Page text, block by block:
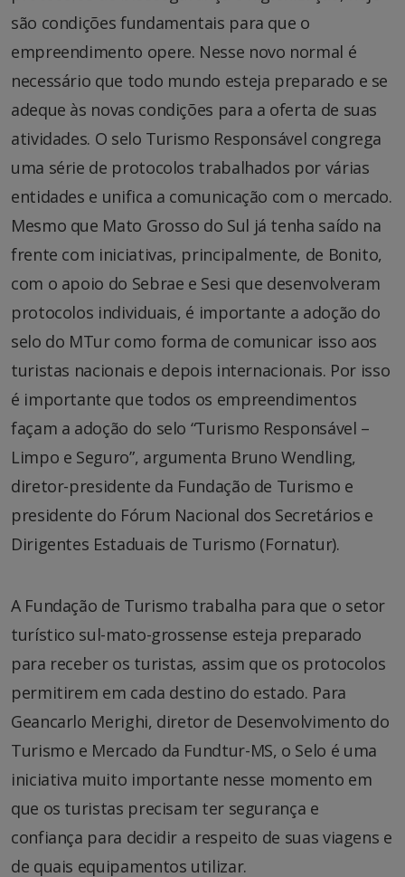
são condições fundamentais para que o
empreendimento opere. Nesse novo normal é
necessário que todo mundo esteja preparado e se
adeque às novas condições para a oferta de suas
atividades. O selo Turismo Responsável congrega
uma série de protocolos trabalhados por várias
entidades e unifica a comunicação com o mercado.
Mesmo que Mato Grosso do Sul já tenha saído na
frente com iniciativas, principalmente, de Bonito,
com o apoio do Sebrae e Sesi que desenvolveram
protocolos individuais, é importante a adoção do
selo do MTur como forma de comunicar isso aos
turistas nacionais e depois internacionais. Por isso
é importante que todos os empreendimentos
façam a adoção do selo “Turismo Responsável –
Limpo e Seguro”, argumenta Bruno Wendling,
diretor-presidente da Fundação de Turismo e
presidente do Fórum Nacional dos Secretários e
Dirigentes Estaduais de Turismo (Fornatur).
A Fundação de Turismo trabalha para que o setor
turístico sul-mato-grossense esteja preparado
para receber os turistas, assim que os protocolos
permitirem em cada destino do estado. Para
Geancarlo Merighi, diretor de Desenvolvimento do
Turismo e Mercado da Fundtur-MS, o Selo é uma
iniciativa muito importante nesse momento em
que os turistas precisam ter segurança e
confiança para decidir a respeito de suas viagens e
de quais equipamentos utilizar.